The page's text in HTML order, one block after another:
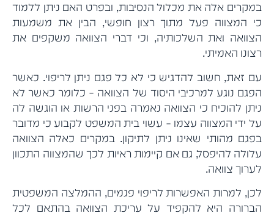
במקרים אלה את מכלול הנסיבות, ובפרט האם ניתן ללמוד
כי המצווה פעל מתוך רצון חופשי, הבין את משמעות
הצוואה ואת השלכותיה, וכי דברי הצוואה משקפים את
רצונו האמיתי.
עם זאת, חשוב להדגיש כי לא כל פגם ניתן לריפוי. כאשר
הפגם נוגע למרכיבי היסוד של הצוואה – כלומר כאשר לא
ניתן להוכיח כי הצוואה נאמרה בפני הרשות או הוגשה לה
על ידי המצווה עצמו – עשוי בית המשפט לקבוע כי מדובר
בפגם מהותי שאינו ניתן לתיקון. במקרים כאלה הצוואה
עלולה להיפסל, גם אם קיימות ראיות לכך שהמצווה התכוון
לערוך צוואה.
לכן, למרות האפשרות לריפוי פגמים, ההמלצה המשפטית
הברורה היא להקפיד על עריכת הצוואה בהתאם לכל